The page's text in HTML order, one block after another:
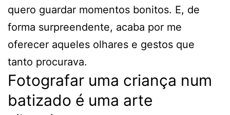
quero guardar momentos bonitos. E, de
forma surpreendente, acaba por me
oferecer aqueles olhares e gestos que
tanto procurava.
Fotografar uma criança num
batizado é uma arte